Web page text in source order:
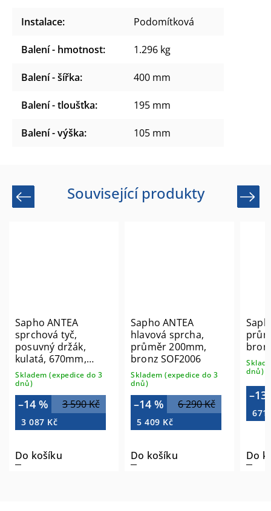
Instalace: Podomítková
Balení - hmotnost: 1.296 kg
Balení - šířka: 400 mm
Balení - tloušťka: 195 mm
Balení - výška: 105 mm
Související produkty
Previous
Sapho ANTEA
sprchová tyč,
posuvný držák,
kulatá, 670mm,
bronz SAL0036
Skladem (expedice do 3
dnů)
3 590 Kč
–14 %
3 087 Kč
Do košíku
Sapho ANTEA
hlavová sprcha,
průměr 200mm,
bronz SOF2006
Skladem (expedice do 3
dnů)
6 290 Kč
–14 %
5 409 Kč
Do košíku
dnů)
–13
671
Do
Next